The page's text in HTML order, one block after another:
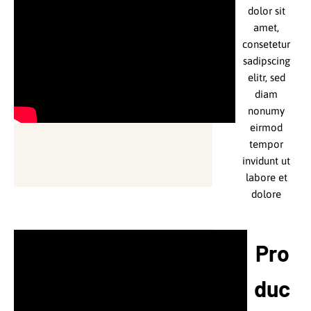
diam
eirmod
invidunt ut
labore et
magna
erat, sed
amet,
sadipscing
dolor sit
amet,
consetetur
sadipscing
elitr, sed
diam
nonumy
eirmod
tempor
invidunt ut
labore et
dolore
aliquyam
erat, sed
diam
Lorem
Pro
duc